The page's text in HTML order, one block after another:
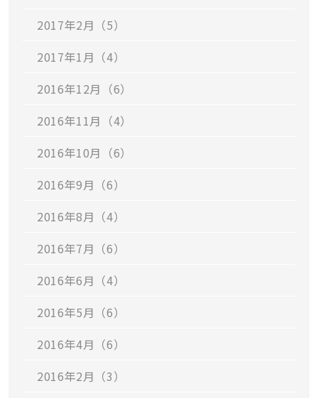
2017年2月（5）
2017年1月（4）
2016年12月（6）
2016年11月（4）
2016年10月（6）
2016年9月（6）
2016年8月（4）
2016年7月（6）
2016年6月（4）
2016年5月（6）
2016年4月（6）
2016年2月（3）